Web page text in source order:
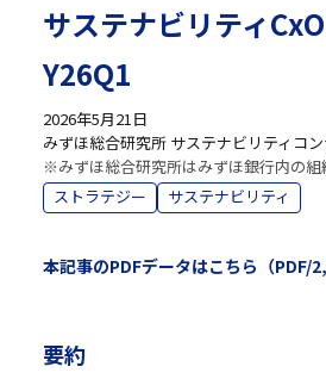
サステナビリティ
Y26Q1
2026年5月21日
みずほ総合研究所 サステナビリティコ
※みずほ総合研究所はみずほ銀行内の組
ストラテジー
サステナビリティ
本記事のPDFデータはこちら（PDF/
要約